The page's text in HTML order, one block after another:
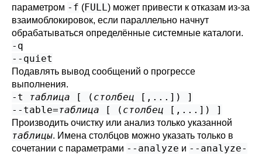
параметром -f (FULL) может привести к отказам из-за
взаимоблокировок, если параллельно начнут
обрабатываться определённые системные каталоги.
-q
--quiet
Подавлять вывод сообщений о прогрессе
выполнения.
-t таблица [ ( столбец [,...]) ]
--table=таблица [ ( столбец [,...]) ]
Производить очистку или анализ только указанной
таблицы. Имена столбцов можно указать только в
сочетании с параметрами --analyze и --analyze-